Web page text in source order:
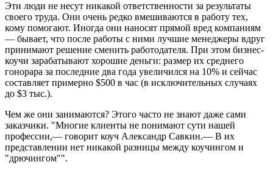
Эти люди не несут никакой ответственности за результаты
своего труда. Они очень редко вмешиваются в работу тех,
кому помогают. Иногда они наносят прямой вред компаниям
— бывает, что после работы с ними лучшие менеджеры вдруг
принимают решение сменить работодателя. При этом бизнес-
коучи зарабатывают хорошие деньги: размер их среднего
гонорара за последние два года увеличился на 10% и сейчас
составляет примерно $500 в час (в исключительных случаях
до $3 тыс.).
Чем же они занимаются? Этого часто не знают даже сами
заказчики. "Многие клиенты не понимают сути нашей
профессии,— говорит коуч Александр Савкин.— В их
представлении нет никакой разницы между коучингом и
"дрючингом"".